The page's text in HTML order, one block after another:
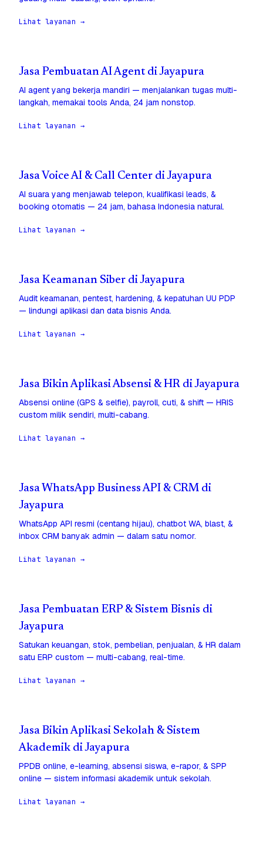
Lihat layanan →
Jasa Pembuatan AI Agent di Jayapura
AI agent yang bekerja mandiri — menjalankan tugas multi-
langkah, memakai tools Anda, 24 jam nonstop.
Lihat layanan →
Jasa Voice AI & Call Center di Jayapura
AI suara yang menjawab telepon, kualifikasi leads, &
booking otomatis — 24 jam, bahasa Indonesia natural.
Lihat layanan →
Jasa Keamanan Siber di Jayapura
Audit keamanan, pentest, hardening, & kepatuhan UU PDP
— lindungi aplikasi dan data bisnis Anda.
Lihat layanan →
Jasa Bikin Aplikasi Absensi & HR di Jayapura
Absensi online (GPS & selfie), payroll, cuti, & shift — HRIS
custom milik sendiri, multi-cabang.
Lihat layanan →
Jasa WhatsApp Business API & CRM di
Jayapura
WhatsApp API resmi (centang hijau), chatbot WA, blast, &
inbox CRM banyak admin — dalam satu nomor.
Lihat layanan →
Jasa Pembuatan ERP & Sistem Bisnis di
Jayapura
Satukan keuangan, stok, pembelian, penjualan, & HR dalam
satu ERP custom — multi-cabang, real-time.
Lihat layanan →
Jasa Bikin Aplikasi Sekolah & Sistem
Akademik di Jayapura
PPDB online, e-learning, absensi siswa, e-rapor, & SPP
online — sistem informasi akademik untuk sekolah.
Lihat layanan →